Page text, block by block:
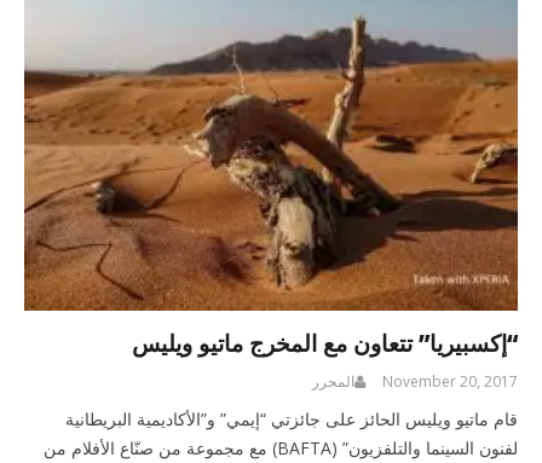
“إكسبيريا” تتعاون مع المخرج ماتيو ويليس
November 20, 2017 المحرر
قام ماتيو ويليس الحائز على جائزتي “إيمي” و”الأكاديمية البريطانية
لفنون السينما والتلفزيون” (BAFTA) مع مجموعة من صنّاع الأفلام من